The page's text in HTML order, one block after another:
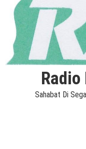
Radio
Sahabat Di